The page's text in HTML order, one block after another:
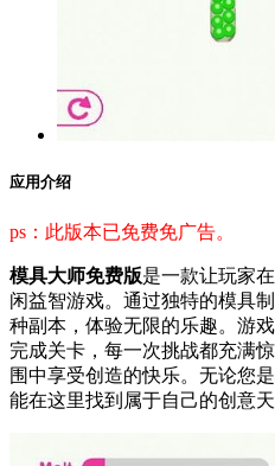
应用介绍
ps：此版本已免费免广告。
模具大师免费版是一款让玩家
闲益智游戏。通过独特的模具
种副本，体验无限的乐趣。游
完成关卡，每一次挑战都充满
围中享受创造的快乐。无论您
能在这里找到属于自己的创意